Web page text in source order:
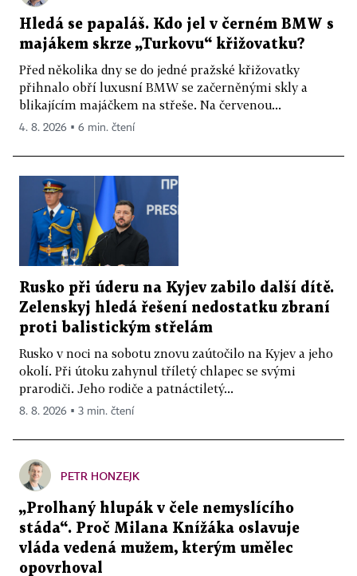
Hledá se papaláš. Kdo jel v černém BMW s
majákem skrze „Turkovu“ křižovatku?
Před několika dny se do jedné pražské křižovatky
přihnalo obří luxusní BMW se začerněnými skly a
blikajícím majáčkem na střeše. Na červenou...
4. 8. 2026 ▪ 6 min. čtení
Rusko při úderu na Kyjev zabilo další dítě.
Zelenskyj hledá řešení nedostatku zbraní
proti balistickým střelám
Rusko v noci na sobotu znovu zaútočilo na Kyjev a jeho
okolí. Při útoku zahynul tříletý chlapec se svými
prarodiči. Jeho rodiče a patnáctiletý...
8. 8. 2026 ▪ 3 min. čtení
PETR HONZEJK
„Prolhaný hlupák v čele nemyslícího
stáda“. Proč Milana Knížáka oslavuje
vláda vedená mužem, kterým umělec
opovrhoval